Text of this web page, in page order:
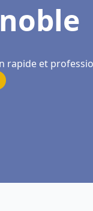
rapide et